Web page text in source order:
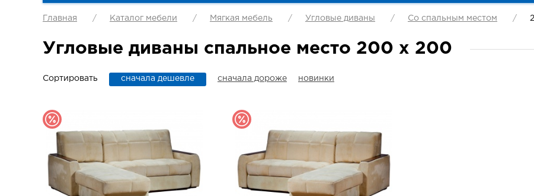
Главная Каталог мебели Мягкая мебель Угловые диваны Со спальным местом
Угловые диваны спальное место 200 х 200
Сортировать сначала дешевле сначала дороже новинки